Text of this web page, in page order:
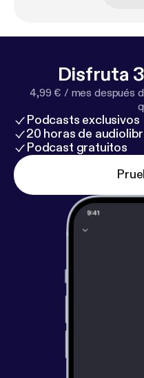
Disfruta
4,99 € / mes después
Podcasts exclusivos
20 horas de
Podcast gratuitos